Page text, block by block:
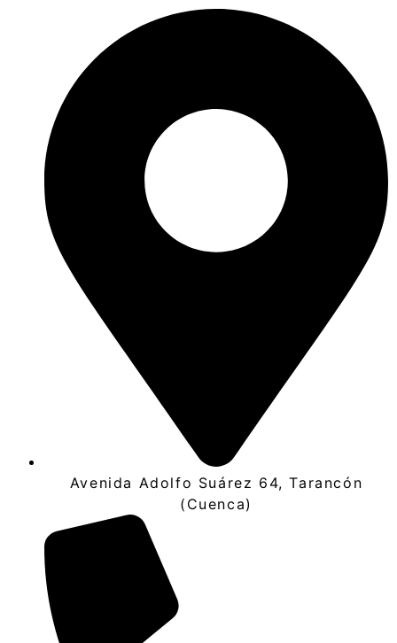
Avenida Adolfo Suárez 64, Tarancón
(Cuenca)